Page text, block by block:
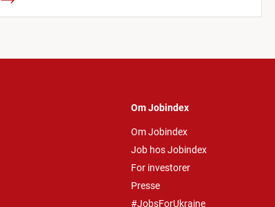
Om Jobindex
Om Jobindex
Job hos Jobindex
For investorer
Presse
#JobsForUkraine